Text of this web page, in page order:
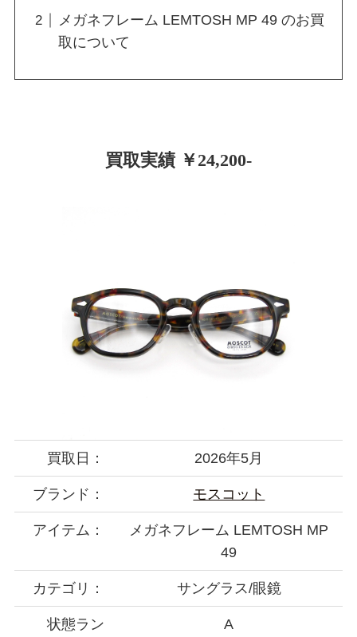
メガネフレーム LEMTOSH MP 49 のお買
取について
買取実績 ￥24,200-
買取日： 2026年5月
ブランド： モスコット
アイテム：
メガネフレーム LEMTOSH MP
49
カテゴリ： サングラス/眼鏡
状態ラン
A